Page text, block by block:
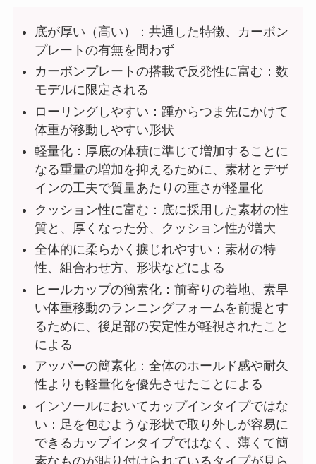
底が厚い（高い）：共通した特徴、カーボン
プレートの有無を問わず
カーボンプレートの搭載で反発性に富む：数
モデルに限定される
ローリングしやすい：踵からつま先にかけて
体重が移動しやすい形状
軽量化：厚底の体積に準じて増加することに
なる重量の増加を抑えるために、素材とデザ
インの工夫で質量あたりの重さが軽量化
クッション性に富む：底に採用した素材の性
質と、厚くなった分、クッション性が増大
全体的に柔らかく捩じれやすい：素材の特
性、組合わせ方、形状などによる
ヒールカップの簡素化：前寄りの着地、素早
い体重移動のランニングフォームを前提とす
るために、後足部の安定性が軽視されたこと
による
アッパーの簡素化：全体のホールド感や耐久
性よりも軽量化を優先させたことによる
インソールにおいてカップインタイプではな
い：足を包むような形状で取り外しが容易に
できるカップインタイプではなく、薄くて簡
素なものが貼り付けられているタイプが見ら